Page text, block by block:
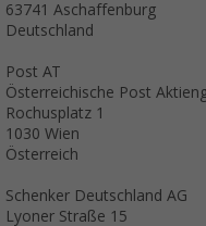
63741 Aschaffenburg
Deutschland
Post AT
Österreichische Post
Rochusplatz 1
1030 Wien
Österreich
Schenker Deutschland AG
Lyoner Straße 15